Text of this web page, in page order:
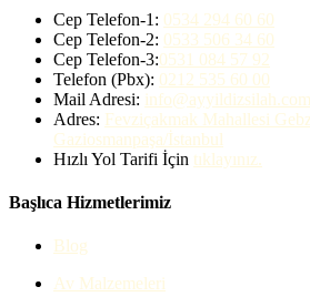
Cep Telefon-1: 0534 294 60 60
Cep Telefon-2: 0533 506 34 60
Cep Telefon-3:0531 084 57 92
Telefon (Pbx): 0212 535 60 00
Mail Adresi: info@ayyildizsilah.com
Adres: Fevziçakmak Mahallesi
Gaziosmanpaşa/İstanbul
Hızlı Yol Tarifi İçin tıklayınız.
Başlıca Hizmetlerimiz
Blog
Av Malzemeleri